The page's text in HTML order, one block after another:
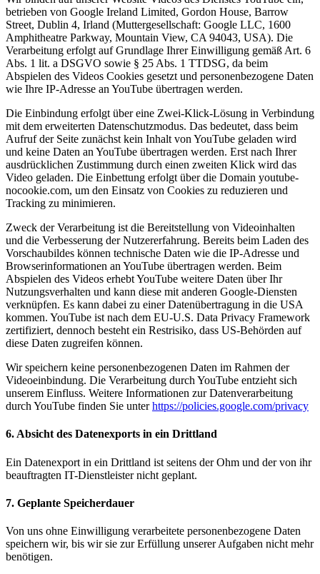
betrieben von Google Ireland Limited, Gordon House, Barrow
Street, Dublin 4, Irland (Muttergesellschaft: Google LLC, 1600
Amphitheatre Parkway, Mountain View, CA 94043, USA). Die
Verarbeitung erfolgt auf Grundlage Ihrer Einwilligung gemäß Art. 6
Abs. 1 lit. a DSGVO sowie § 25 Abs. 1 TTDSG, da beim
Abspielen des Videos Cookies gesetzt und personenbezogene Daten
wie Ihre IP-Adresse an YouTube übertragen werden.
Die Einbindung erfolgt über eine Zwei-Klick-Lösung in Verbindung
mit dem erweiterten Datenschutzmodus. Das bedeutet, dass beim
Aufruf der Seite zunächst kein Inhalt von YouTube geladen wird
und keine Daten an YouTube übertragen werden. Erst nach Ihrer
ausdrücklichen Zustimmung durch einen zweiten Klick wird das
Video geladen. Die Einbettung erfolgt über die Domain youtube-
nocookie.com, um den Einsatz von Cookies zu reduzieren und
Tracking zu minimieren.
Zweck der Verarbeitung ist die Bereitstellung von Videoinhalten
und die Verbesserung der Nutzererfahrung. Bereits beim Laden des
Vorschaubildes können technische Daten wie die IP-Adresse und
Browserinformationen an YouTube übertragen werden. Beim
Abspielen des Videos erhebt YouTube weitere Daten über Ihr
Nutzungsverhalten und kann diese mit anderen Google-Diensten
verknüpfen. Es kann dabei zu einer Datenübertragung in die USA
kommen. YouTube ist nach dem EU-U.S. Data Privacy Framework
zertifiziert, dennoch besteht ein Restrisiko, dass US-Behörden auf
diese Daten zugreifen können.
Wir speichern keine personenbezogenen Daten im Rahmen der
Videoeinbindung. Die Verarbeitung durch YouTube entzieht sich
unserem Einfluss. Weitere Informationen zur Datenverarbeitung
durch YouTube finden Sie unterhttps://policies.google.com/privacy
6. Absicht des Datenexports in ein Drittland
Ein Datenexport in ein Drittland ist seitens der Ohm und der von ihr
beauftragten IT-Dienstleister nicht geplant.
7. Geplante Speicherdauer
Von uns ohne Einwilligung verarbeitete personenbezogene Daten
speichern wir, bis wir sie zur Erfüllung unserer Aufgaben nicht mehr
benötigen.